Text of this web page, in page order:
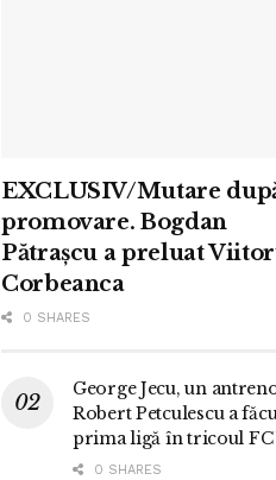
EXCLUSIV/Mutare
promovare. Bogdan
Pătrașcu a preluat
Corbeanca
0 SHARES
George Jecu, un
Robert Petculescu a
prima ligă în tricoul
0 SHARES